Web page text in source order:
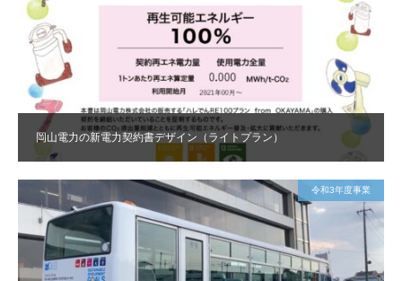
岡山電力の新電力契約書デザイン（ライトプラン）
令和3年度事業